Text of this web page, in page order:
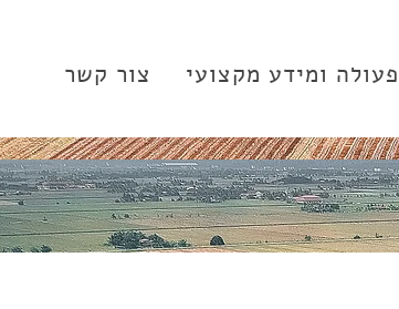
ומידע מקצועי צור קשר